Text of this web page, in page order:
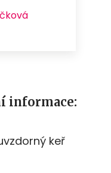
informace:
keř